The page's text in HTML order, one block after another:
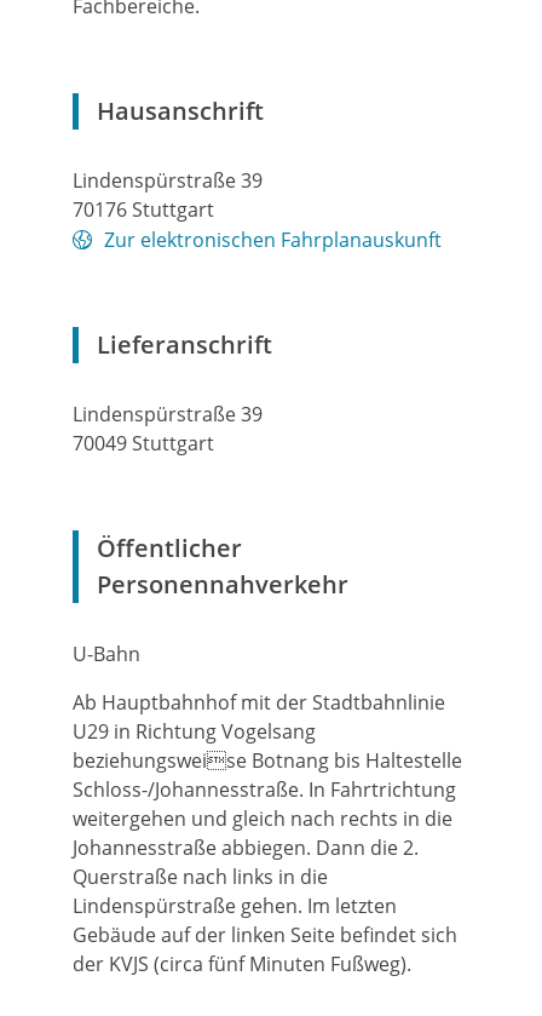
Fachbereiche.
Hausanschrift
Lindenspürstraße 39
70176Stuttgart
Zur elektronischen Fahrplanauskunft
Lieferanschrift
Lindenspürstraße 39
70049Stuttgart
Öffentlicher
Personennahverkehr
U-Bahn
Ab Hauptbahnhof mit der Stadtbahnlinie
U29 in Richtung Vogelsang
beziehungsweise Botnang bis Haltestelle
Schloss-/Johannesstraße. In Fahrtrichtung
weitergehen und gleich nach rechts in die
Johannesstraße abbiegen. Dann die 2.
Querstraße nach links in die
Lindenspürstraße gehen. Im letzten
Gebäude auf der linken Seite befindet sich
der KVJS (circa fünf Minuten Fußweg).